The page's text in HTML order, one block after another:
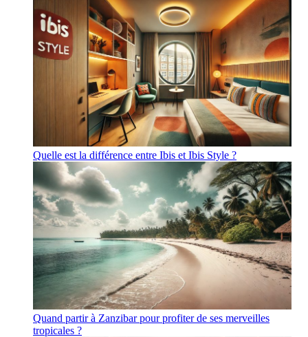
Quelle est la différence entre Ibis et Ibis Style ?
Quand partir à Zanzibar pour profiter de ses merveilles
tropicales ?